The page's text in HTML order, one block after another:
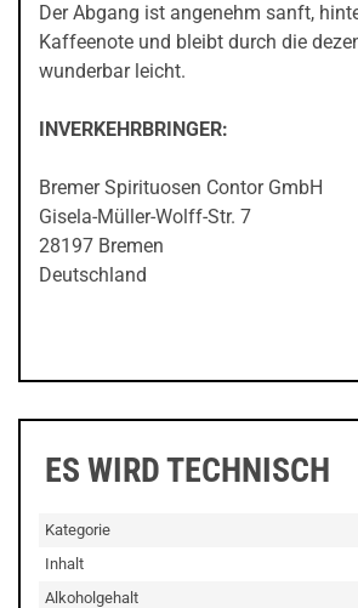
Der Abgang ist angenehm sanft,
Kaffeenote und bleibt durch die
wunderbar leicht.
INVERKEHRBRINGER:
Bremer Spirituosen Contor GmbH
Gisela-Müller-Wolff-Str. 7
28197 Bremen
Deutschland
ES WIRD TECHNISCH
Kategorie
Inhalt
Alkoholgehalt